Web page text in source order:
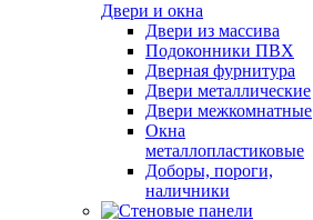
Двери и окна
Двери из массива
Подоконники ПВХ
Дверная фурнитура
Двери металлические
Двери межкомнатные
Окна
металлопластиковые
Доборы, пороги,
наличники